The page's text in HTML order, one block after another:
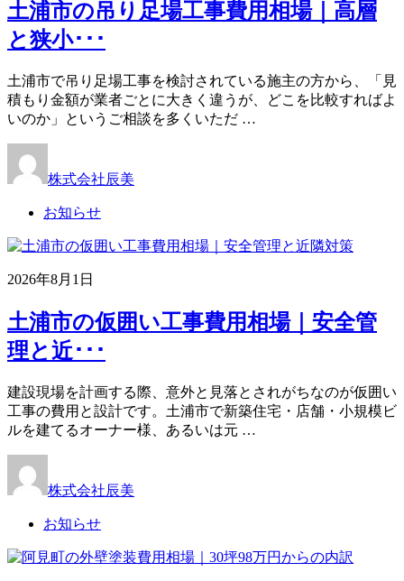
土浦市の吊り足場工事費用相場｜高層
と狭小･･･
土浦市で吊り足場工事を検討されている施主の方から、「見
積もり金額が業者ごとに大きく違うが、どこを比較すればよ
いのか」というご相談を多くいただ …
株式会社辰美
お知らせ
2026年8月1日
土浦市の仮囲い工事費用相場｜安全管
理と近･･･
建設現場を計画する際、意外と見落とされがちなのが仮囲い
工事の費用と設計です。土浦市で新築住宅・店舗・小規模ビ
ルを建てるオーナー様、あるいは元 …
株式会社辰美
お知らせ